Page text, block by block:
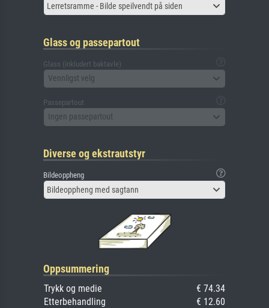
Lerretsramme - Bilde speilvendt på siden
Glass og passepartout
Glass (inkludert baktavle)
Vennligst velg
Passepartout
Ingen passepartout
Diverse og ekstrautstyr
Bildeoppheng
Bildeoppheng med sagtann
Oppsummering
Trykk og medie
€ 74.34
Etterbehandling
€ 12.60